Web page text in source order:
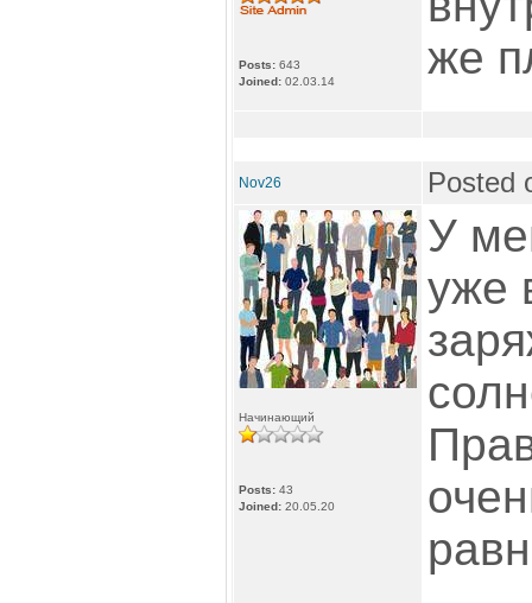
Posts: 643
Joined: 02.03.14
же
Nov26 Posted
Начинающий
Posts: 43
Joined: 20.05.20
У
уже